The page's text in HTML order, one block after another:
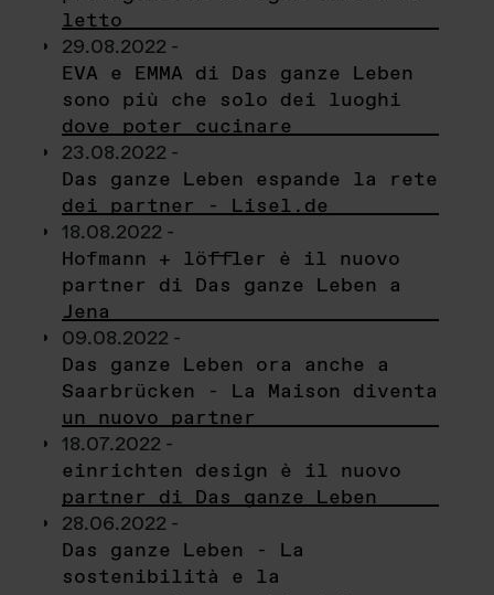
letto
29.08.2022 -
EVA e EMMA di Das ganze Leben
sono più che solo dei luoghi
dove poter cucinare
23.08.2022 -
Das ganze Leben espande la rete
dei partner - Lisel.de
18.08.2022 -
Hofmann + löffler è il nuovo
partner di Das ganze Leben a
Jena
09.08.2022 -
Das ganze Leben ora anche a
Saarbrücken - La Maison diventa
un nuovo partner
18.07.2022 -
einrichten design è il nuovo
partner di Das ganze Leben
28.06.2022 -
Das ganze Leben - La
sostenibilità e la